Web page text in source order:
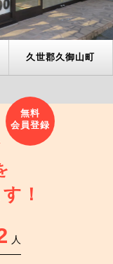
久世郡久御山町
！
人